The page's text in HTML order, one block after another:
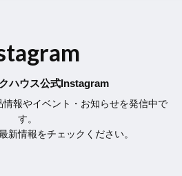
ハウス公式Instagram
報やイベント・お知らせを発信中で
す。
新情報をチェックください。